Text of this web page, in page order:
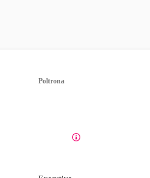
Poltrona